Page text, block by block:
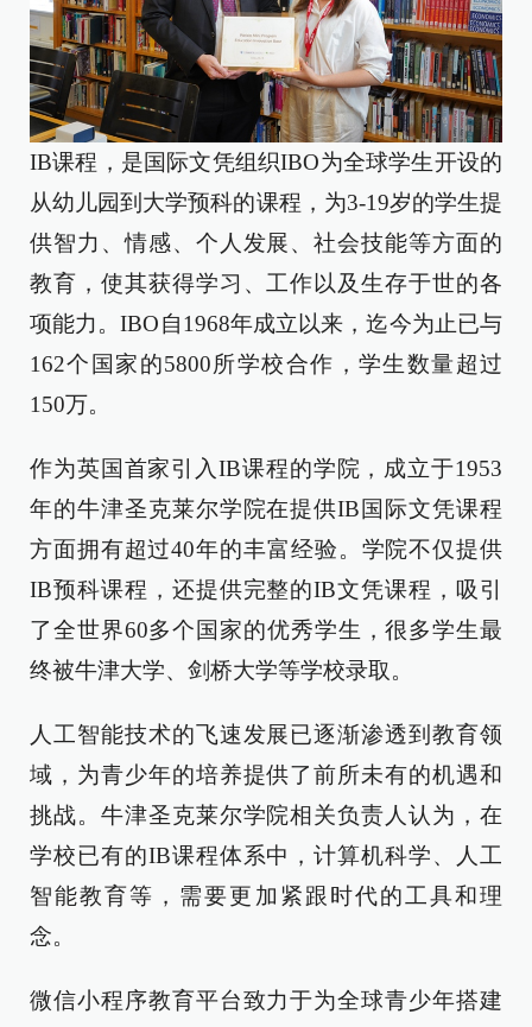
IB课程，是国际文凭组织IBO为全球学生开设的
从幼儿园到大学预科的课程，为3-19岁的学生提
供智力、情感、个人发展、社会技能等方面的
教育，使其获得学习、工作以及生存于世的各
项能力。IBO自1968年成立以来，迄今为止已与
162个国家的5800所学校合作，学生数量超过
150万。
作为英国首家引入IB课程的学院，成立于1953
年的牛津圣克莱尔学院在提供IB国际文凭课程
方面拥有超过40年的丰富经验。学院不仅提供
IB预科课程，还提供完整的IB文凭课程，吸引
了全世界60多个国家的优秀学生，很多学生最
终被牛津大学、剑桥大学等学校录取。
人工智能技术的飞速发展已逐渐渗透到教育领
域，为青少年的培养提供了前所未有的机遇和
挑战。牛津圣克莱尔学院相关负责人认为，在
学校已有的IB课程体系中，计算机科学、人工
智能教育等，需要更加紧跟时代的工具和理
念。
微信小程序教育平台致力于为全球青少年搭建